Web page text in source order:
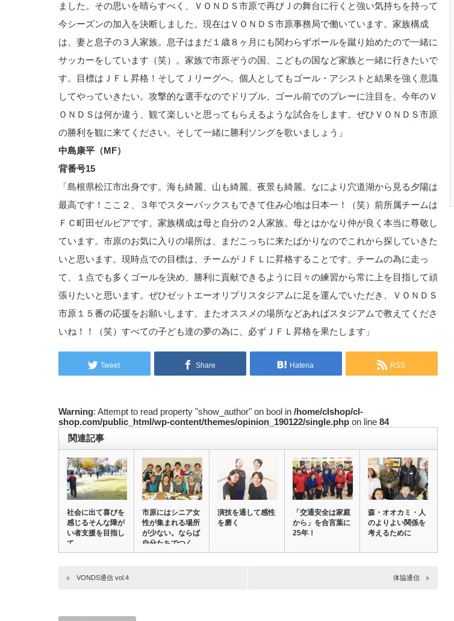
ました。その思いを晴らすべく、ＶＯＮＤＳ市原で再びＪの舞台に行くと強い気持ちを持って
今シーズンの加入を決断しました。現在はＶＯＮＤＳ市原事務局で働いています。家族構成
は、妻と息子の３人家族。息子はまだ１歳８ヶ月にも関わらずボールを蹴り始めたので一緒に
サッカーをしています（笑）。家族で市原ぞうの国、こどもの国など家族と一緒に行きたいで
す。目標はＪＦＬ昇格！そしてＪリーグへ。個人としてもゴール・アシストと結果を強く意識
してやっていきたい。攻撃的な選手なのでドリブル、ゴール前でのプレーに注目を。今年のＶ
ＯＮＤＳは何か違う、観て楽しいと思ってもらえるような試合をします。ぜひＶＯＮＤＳ市原
の勝利を観に来てください。そして一緒に勝利ソングを歌いましょう」
中島康平（MF）
背番号15
「島根県松江市出身です。海も綺麗、山も綺麗、夜景も綺麗。なにより穴道湖から見る夕陽は
最高です！ここ２、３年でスターバックスもできて住み心地は日本一！（笑）前所属チームは
ＦＣ町田ゼルビアです。家族構成は母と自分の２人家族。母とはかなり仲が良く本当に尊敬し
ています。市原のお気に入りの場所は、まだこっちに来たばかりなのでこれから探していきた
いと思います。現時点での目標は、チームがＪＦＬに昇格することです。チームの為に走っ
て、１点でも多くゴールを決め、勝利に貢献できるように日々の練習から常に上を目指して頑
張りたいと思います。ぜひゼットエーオリプリスタジアムに足を運んでいただき、ＶＯＮＤＳ
市原１５番の応援をお願いします。またオススメの場所などあればスタジアムで教えてくださ
いね！！（笑）すべての子ども達の夢の為に、必ずＪＦＬ昇格を果たします」
Tweet Share Hatena RSS
Warning: Attempt to read property "show_author" on bool in /home/clshop/cl-
shop.com/public_html/wp-content/themes/opinion_190122/single.php on line 84
関連記事
社会に出て喜びを
感じるそんな障が
い者支援を目指し
て
市原にはシニア女
性が集まれる場所
が少ない。ならば
自分たちでつく
ろ…
演技を通して感性
を磨く
「交通安全は家庭
から」を合言葉に
25年！
森・オオカミ・人
のよりよい関係を
考えるために
VONDS通信 vol.4 体協通信